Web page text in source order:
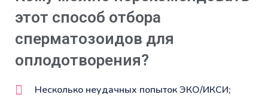
этот способ отбора
сперматозоидов для
оплодотворения?
Несколько неудачных попыток ЭКО/ИКСИ;